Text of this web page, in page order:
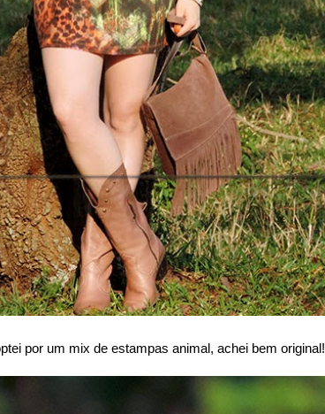
por um mix de estampas animal, achei bem original!